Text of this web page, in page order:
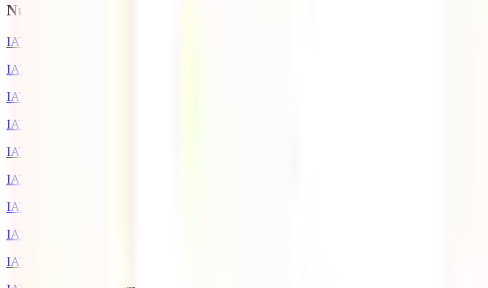
Nuestros seguros
IATI Estrella
IATI Estándar
IATI Mochilero
IATI Básico
IATI Escapadas
IATI Familia
IATI Grandes Viajeros
IATI Anual Multiviaje
IATI Estudios